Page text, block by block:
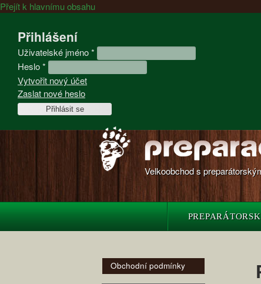
Přejít k hlavnímu obsahu
Přihlášení
Uživatelské jméno*
Heslo*
Vytvořit nový účet
Zaslat nové heslo
Velkoobchod s
Obchodní podmínky